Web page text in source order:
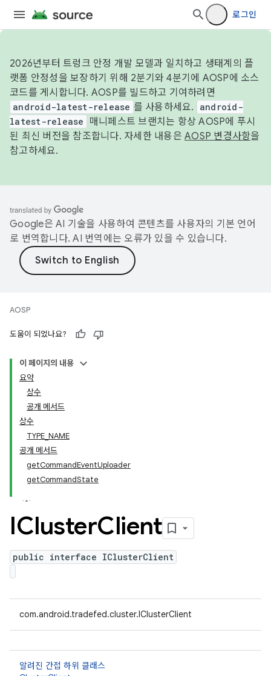
로그인
2026년부터 트렁크 안정 개발 모델과 일치하고 생태계의 플
랫폼 안정성을 보장하기 위해 2분기와 4분기에 AOSP에 소스
코드를 게시합니다. AOSP를 빌드하고 기여하려면
android-latest-release 를 사용하세요.
android-
latest-release
매니페스트 브랜치는 항상 AOSP에 푸시
된 최신 버전을 참조합니다. 자세한 내용은 AOSP 변경사항을
참고하세요.
Google은 AI 기술을 사용하여 콘텐츠를 사용자의 기본 언어
로 번역합니다. AI 번역에는 오류가 있을 수 있습니다.
AOSP
도움이 되었나요?
이 페이지의 내용
요약
상수
공개 메서드
상수
TYPE_NAME
공개 메서드
getCommandEventUploader
getCommandState
IClusterClient
public interface IClusterClient
com.android.tradefed.cluster.IClusterClient
알려진 간접 하위 클래스